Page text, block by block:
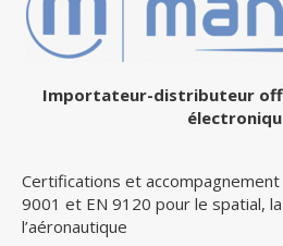
Importateur-distributeur
Certifications et
9001 et EN 9120 pour le spatial,
l’aéronautique